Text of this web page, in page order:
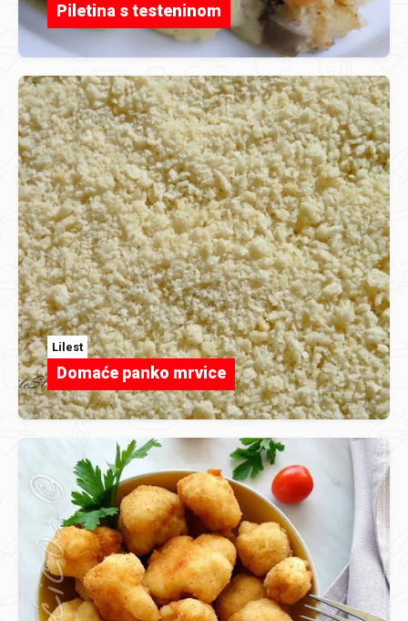
Piletina s testeninom
Lilest
Domaće panko mrvice